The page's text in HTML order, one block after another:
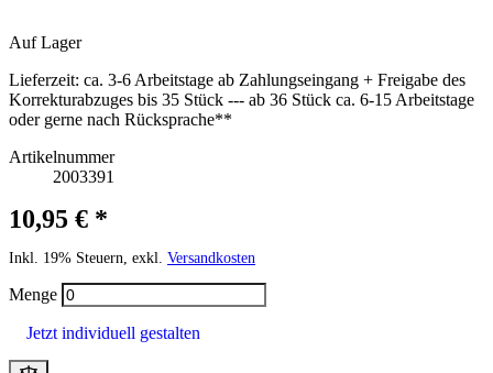
Auf Lager
Lieferzeit: ca. 3-6 Arbeitstage ab Zahlungseingang + Freigabe des
Korrekturabzuges bis 35 Stück --- ab 36 Stück ca. 6-15 Arbeitstage
oder gerne nach Rücksprache**
Artikelnummer
2003391
10,95 € *
Inkl. 19% Steuern, exkl. Versandkosten
Menge
Jetzt individuell gestalten